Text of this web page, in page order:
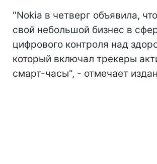
"Nokia в четверг объявила,
свой небольшой бизнес в
цифрового контроля над
который включал трекеры
смарт-часы", - отмечает